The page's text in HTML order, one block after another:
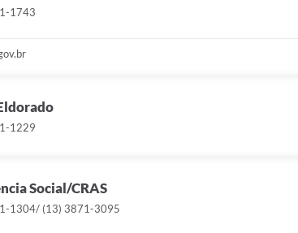
1743
1229
Social/CRAS
1304/ (13) 3871-3095